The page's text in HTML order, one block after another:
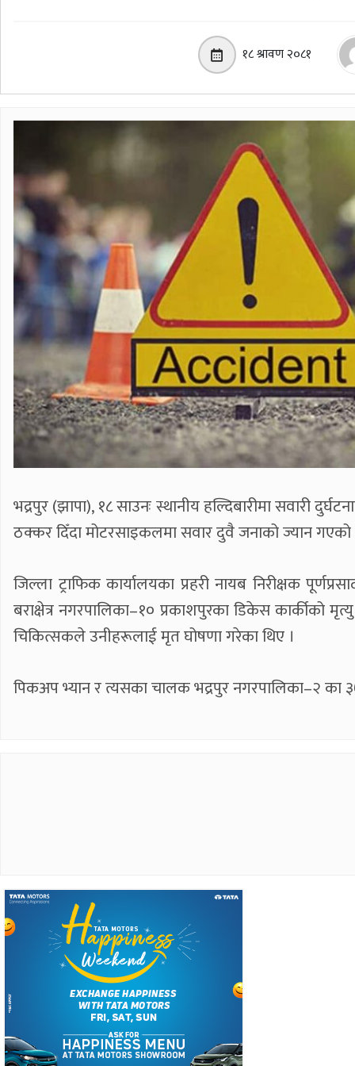
१८ श्रावण २०८१
भद्रपुर (झापा), १८ साउनः स्थानीय हल्दिबारीमा सवारी
ठक्कर दिँदा मोटरसाइकलमा सवार दुवै जनाको ज्यान गएको
जिल्ला ट्राफिक कार्यालयका प्रहरी नायब निरीक्षक
बराक्षेत्र नगरपालिका–१० प्रकाशपुरका डिकेस कार्कीको
चिकित्सकले उनीहरूलाई मृत घोषणा गरेका थिए ।
पिकअप भ्यान र त्यसका चालक भद्रपुर नगरपालिका–२ का